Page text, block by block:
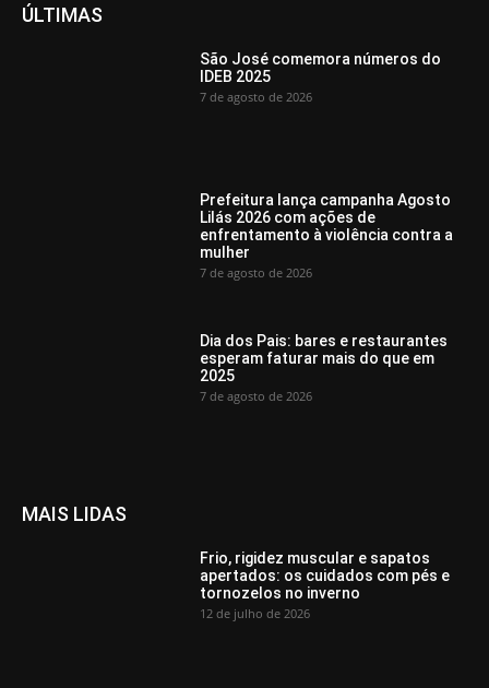
ÚLTIMAS
São José comemora números do
IDEB 2025
7 de agosto de 2026
Prefeitura lança campanha Agosto
Lilás 2026 com ações de
enfrentamento à violência contra a
mulher
7 de agosto de 2026
Dia dos Pais: bares e restaurantes
esperam faturar mais do que em
2025
7 de agosto de 2026
MAIS LIDAS
Frio, rigidez muscular e sapatos
apertados: os cuidados com pés e
tornozelos no inverno
12 de julho de 2026